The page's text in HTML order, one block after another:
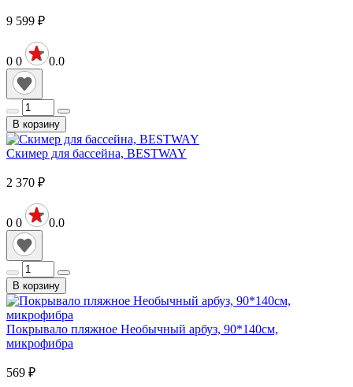
9 599 ₽
0 0 0.0
В корзину
Скимер для бассейна, BESTWAY
2 370 ₽
0 0 0.0
В корзину
Покрывало пляжное Необычный арбуз, 90*140см,
микрофибра
569 ₽